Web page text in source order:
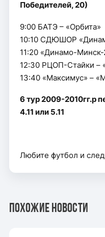
Победителей, 20)
9:00 БАТЭ – «Орбита»
10:10 СДЮШОР
11:20 «Динамо-
12:30 РЦОП-Стайки –
13:40 «Максимус» –
6 тур 2009-2010гг.р
4.11 или 5.11
Любите футбол и
Похожие новости